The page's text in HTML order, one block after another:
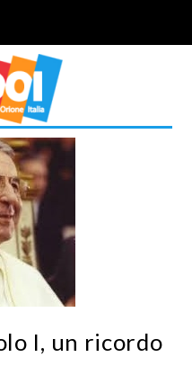
I, un ricordo